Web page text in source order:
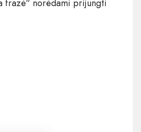
frazė“ norėdami prijungti